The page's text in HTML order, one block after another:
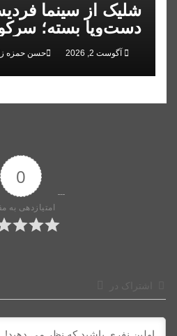
شلیک از سینما
دست‌وپا بسته؛
ملی در البرز
آگوست 2, 2026 حسن حمزه
0
امتیازدهی به
اشتراک در